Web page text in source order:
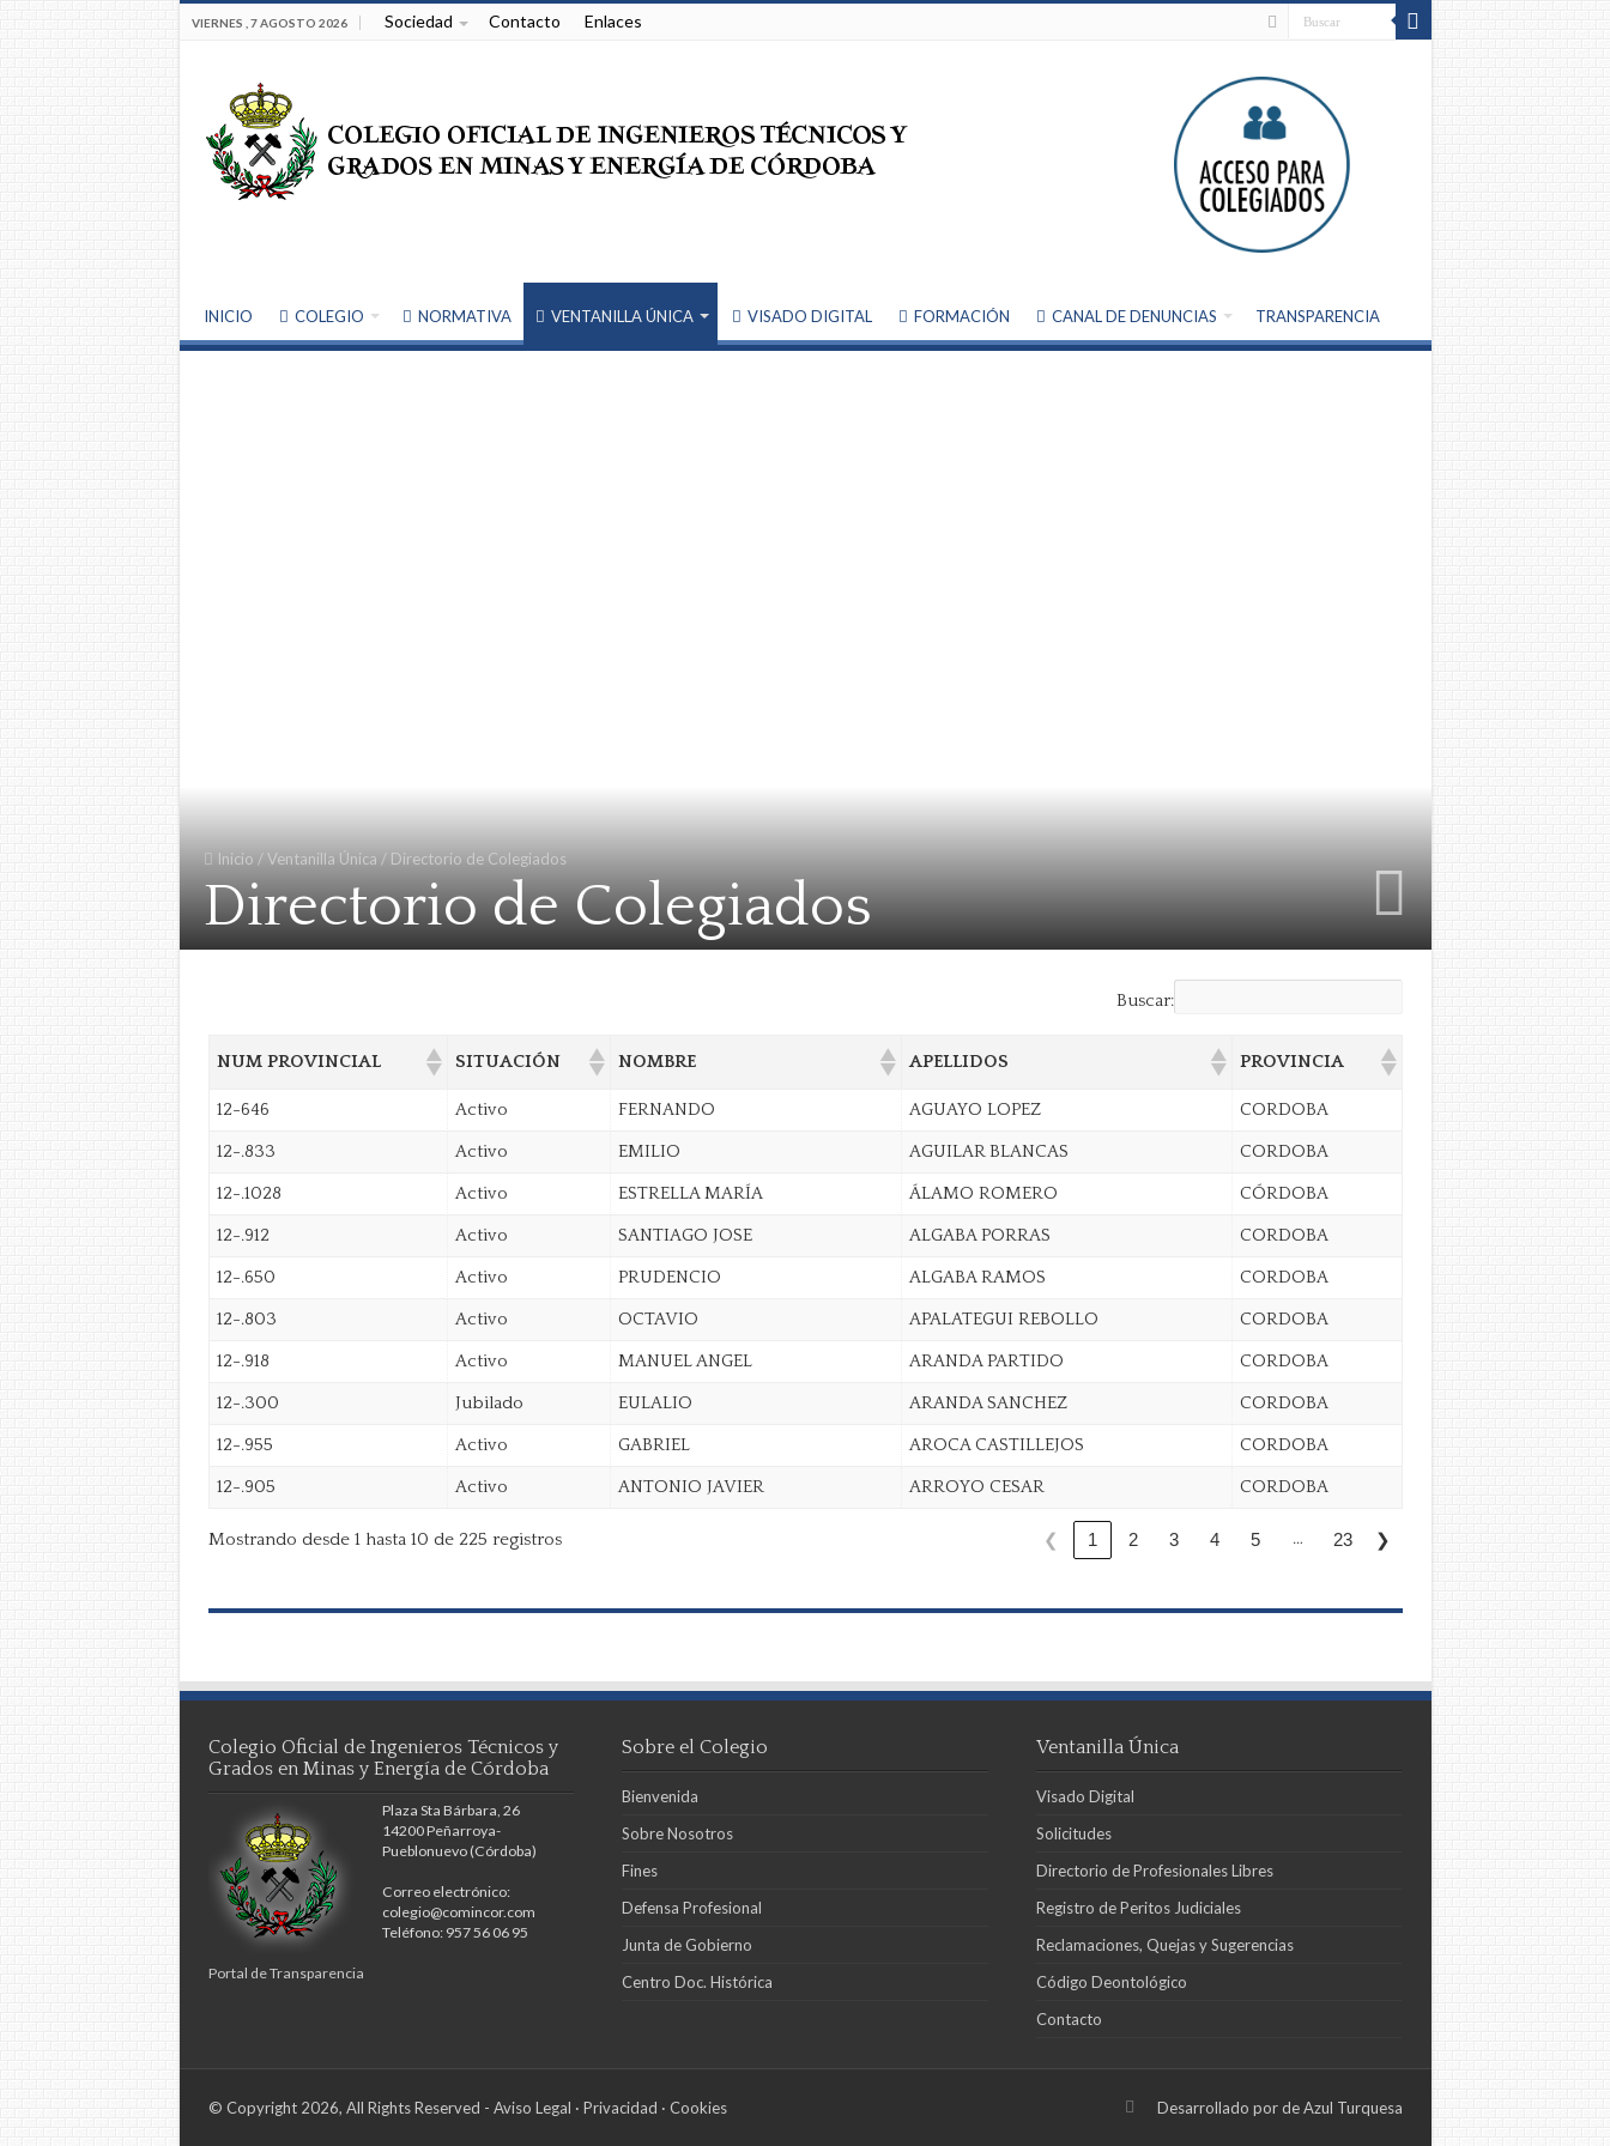
VIERNES , 7 AGOSTO 2026 Sociedad Contacto Enlaces
INICIO COLEGIO NORMATIVA VENTANILLA ÚNICA VISADO DIGITAL FORMACIÓN CANAL DE DENUNCIAS TRANSPARENCIA
Inicio / Ventanilla Única / Directorio de Colegiados
Directorio de Colegiados
Buscar:
NUM PROVINCIAL SITUACIÓN NOMBRE APELLIDOS PROVINCIA
12-646 Activo FERNANDO AGUAYO LOPEZ CORDOBA
12-.833 Activo EMILIO AGUILAR BLANCAS CORDOBA
12-.1028 Activo ESTRELLA MARÍA ÁLAMO ROMERO CÓRDOBA
12-.912 Activo SANTIAGO JOSE ALGABA PORRAS CORDOBA
12-.650 Activo PRUDENCIO ALGABA RAMOS CORDOBA
12-.803 Activo OCTAVIO APALATEGUI REBOLLO CORDOBA
12-.918 Activo MANUEL ANGEL ARANDA PARTIDO CORDOBA
12-.300 Jubilado EULALIO ARANDA SANCHEZ CORDOBA
12-.955 Activo GABRIEL AROCA CASTILLEJOS CORDOBA
12-.905 Activo ANTONIO JAVIER ARROYO CESAR CORDOBA
Mostrando desde 1 hasta 10 de 225 registros ❮ 1 2 3 4 5 … 23 ❯
Colegio Oficial de Ingenieros Técnicos y
Grados en Minas y Energía de Córdoba
Plaza Sta Bárbara, 26
14200 Peñarroya-
Pueblonuevo (Córdoba)
Correo electrónico:
colegio@comincor.com
Teléfono: 957 56 06 95
Portal de Transparencia
Sobre el Colegio
Bienvenida
Sobre Nosotros
Fines
Defensa Profesional
Junta de Gobierno
Centro Doc. Histórica
Ventanilla Única
Visado Digital
Solicitudes
Directorio de Profesionales Libres
Registro de Peritos Judiciales
Reclamaciones, Quejas y Sugerencias
Código Deontológico
Contacto
Desarrollado por de Azul Turquesa
© Copyright 2026, All Rights Reserved - Aviso Legal · Privacidad · Cookies